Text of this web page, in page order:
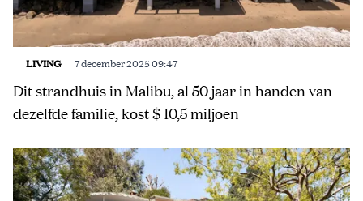
LIVING 7 december 2025 09:47
Dit strandhuis in Malibu, al 50 jaar in handen van
dezelfde familie, kost $ 10,5 miljoen